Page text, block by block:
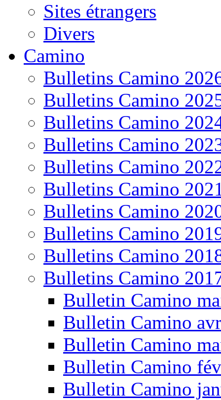
Sites étrangers
Divers
Camino
Bulletins Camino
Bulletins Camino
Bulletins Camino
Bulletins Camino
Bulletins Camino
Bulletins Camino
Bulletins Camino
Bulletins Camino
Bulletins Camino
Bulletins Camino
Bulletin Camino
Bulletin Camino
Bulletin Camino
Bulletin Camino
Bulletin Camino